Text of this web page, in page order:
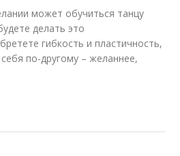
может обучиться танцу
делать это
гибкость и пластичность,
по-другому – желаннее,